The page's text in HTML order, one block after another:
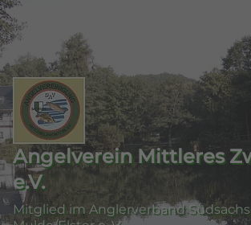
Angelverein Mittleres
e.V.
Mitglied im Anglerverband